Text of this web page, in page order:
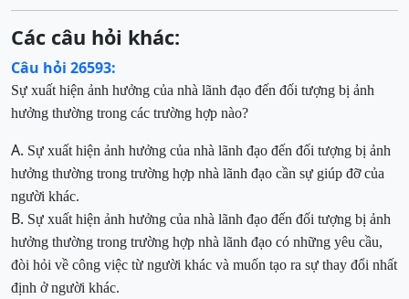
Các câu hỏi khác:
Câu hỏi 26593:
Sự xuất hiện ảnh hưởng của nhà lãnh đạo đến đối tượng bị ảnh
hưởng thường trong các trường hợp nào?
A. Sự xuất hiện ảnh hưởng của nhà lãnh đạo đến đối tượng bị ảnh
hưởng thường trong trường hợp nhà lãnh đạo cần sự giúp đỡ của
người khác.
B. Sự xuất hiện ảnh hưởng của nhà lãnh đạo đến đối tượng bị ảnh
hưởng thường trong trường hợp nhà lãnh đạo có những yêu cầu,
đòi hỏi về công việc từ người khác và muốn tạo ra sự thay đổi nhất
định ở người khác.